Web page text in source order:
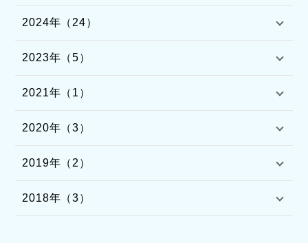
2024年（24）
2023年（5）
2021年（1）
2020年（3）
2019年（2）
2018年（3）